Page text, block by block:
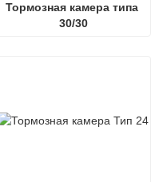
Тормозная камера типа
30/30